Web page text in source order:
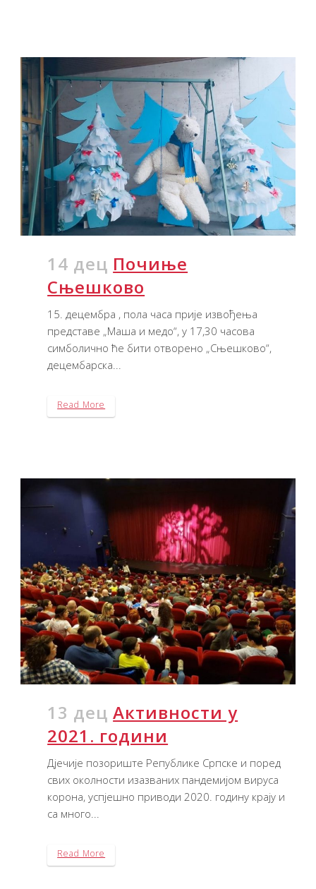
14 дец Почиње
Сњешково
15. децембра , пола часа прије извођења
представе „Маша и медо“, у 17,30 часова
симболично ће бити отворено „Сњешково“,
децембарска...
Read More
13 дец Активности у
2021. години
Дјечије позориште Републике Српске и поред
свих околности изазваних пандемијом вируса
корона, успјешно приводи 2020. годину крају и
са много...
Read More